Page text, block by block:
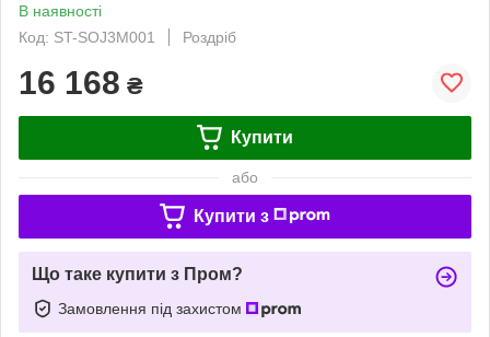
В наявності
Код: ST-SOJ3M001
Роздріб
16 168 ₴
Купити
або
Купити з
Що таке купити з Пром?
Замовлення під захистом